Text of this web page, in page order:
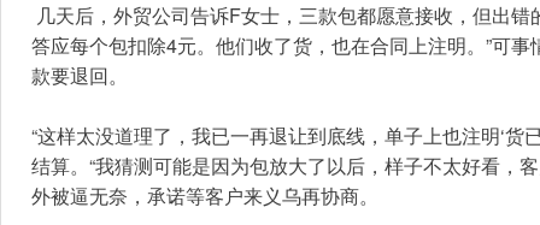
答应每个包扣除4元。他们收了货，也在合同上注明。”可
款要退回。
“这样太没道理了，我已一再退让到底线，单子上也注明‘
结算。“我猜测可能是因为包放大了以后，样子不太好看，
外被逼无奈，承诺等客户来义乌再协商。